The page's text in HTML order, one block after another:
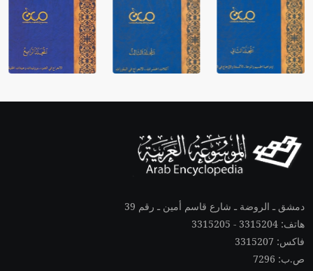
دمشق ـ الروضة ـ شارع قاسم أمين ـ رقم 39
هاتف: 3315204 - 3315205
فاكس: 3315207
ص.ب: 7296